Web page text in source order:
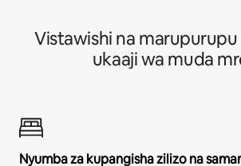
Vistawishi na marupurupu
ukaaji wa muda
Nyumba za kupangisha zilizo na